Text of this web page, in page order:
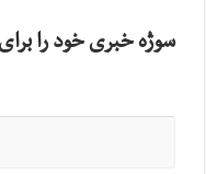
سوژه خبری خود را